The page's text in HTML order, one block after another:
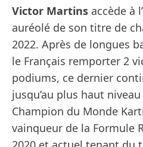
Victor Martins accède à
auréolé de son titre de
2022. Après de longues
le Français remporter 2
podiums, ce dernier
jusqu’au plus haut
Champion du Monde
vainqueur de la Formule